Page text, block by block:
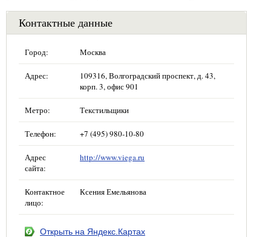
Контактные данные
Город: Москва
Адрес:
109316, Волгоградский проспект, д. 43,
корп. 3, офис 901
Метро: Текстильщики
Телефон: +7 (495) 980-10-80
Адрес
сайта:
http://www.viega.ru
Контактное
лицо:
Ксения Емельянова
Открыть на Яндекс.Картах